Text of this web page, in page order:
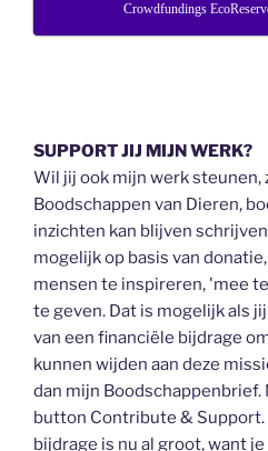
Crowdfundings
SUPPORT JIJ MIJN WERK?
Wil jij ook mijn werk steunen,
Boodschappen van Dieren,
inzichten kan blijven
mogelijk op basis van
mensen te inspireren, 'mee
te geven. Dat is mogelijk als
van een financiële bijdrage
kunnen wijden aan deze
dan mijn Boodschappenbrief.
button Contribute & Support.
bijdrage is nu al groot, want